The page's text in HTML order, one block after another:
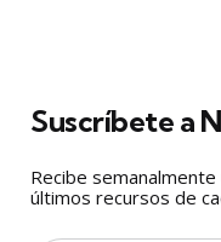
Suscríbete a
Recibe
últimos recursos de